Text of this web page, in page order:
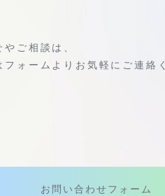
ご相談は、
ォームよりお気軽にご連絡
お問い合わせフォーム